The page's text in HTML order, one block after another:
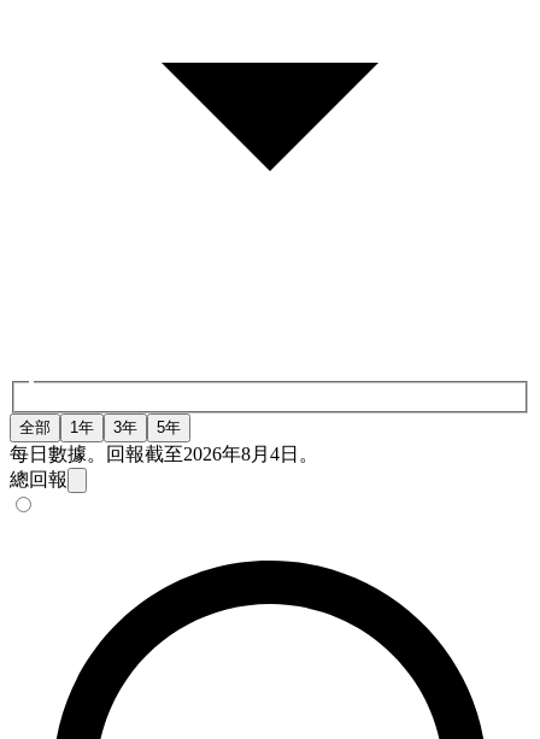
全部 1年 3年 5年
每日數據。回報截至2026年8月4日。
總回報